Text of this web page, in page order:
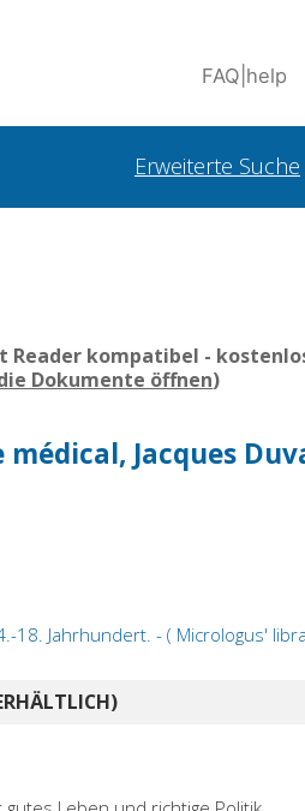
FAQ help
Erweiterte Suche
Reader kompatibel -
Dokumente öffnen)
Jacques
18. Jahrhundert. - ( Micrologus'